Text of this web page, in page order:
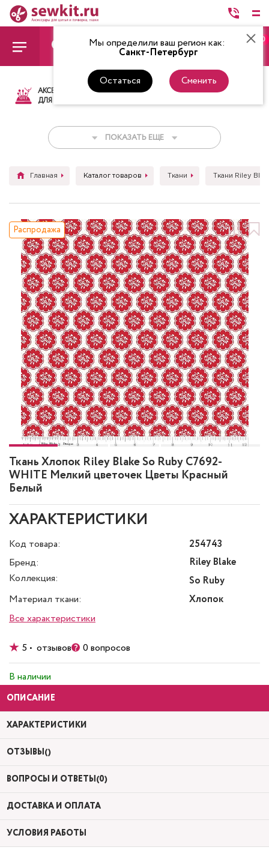
Мы определили ваш регион как:
Санкт-Петербург
Остаться Сменить
0
АКСЕССУАРЫ
ДЛЯ ШИТЬЯ
ТКАНИ НИТКИ
ПОКАЗАТЬ ЕЩЕ
Главная Каталог товаров Ткани Ткани Riley
Ткань Хлопок Riley Blake So Ruby C7692-
WHITE Мелкий цветочек Цветы Красный
Белый
Распродажа
ХАРАКТЕРИСТИКИ
Код товара:
254743
Бренд:
Riley Blake
Коллекция:
So Ruby
Материал ткани:
Хлопок
Все характеристики
5 • отзывов 0 вопросов
В наличии
ОПИСАНИЕ
ХАРАКТЕРИСТИКИ
ОТЗЫВЫ()
ВОПРОСЫ И ОТВЕТЫ(0)
ДОСТАВКА И ОПЛАТА
УСЛОВИЯ РАБОТЫ